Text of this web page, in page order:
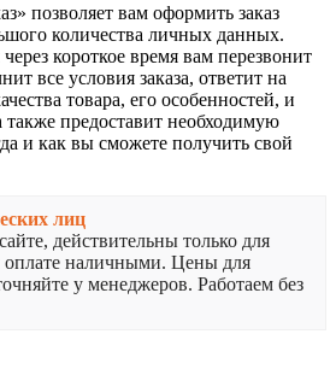
позволяет вам оформить заказ
количества личных данных.
короткое время вам перезвонит
все условия заказа, ответит на
товара, его особенностей, и
также предоставит необходимую
и как вы сможете получить свой
лиц
действительны только для
наличными. Цены для
у менеджеров. Работаем без